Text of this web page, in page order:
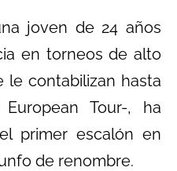
joven de 24 años
en torneos de alto
le contabilizan hasta
Tour-, ha
primer escalón en
de renombre.